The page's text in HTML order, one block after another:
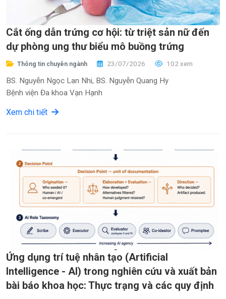
Cắt ống dẫn trứng cơ hội: từ triệt sản nữ đến
dự phòng ung thư biểu mô buồng trứng
Thông tin chuyên ngành 23/07/2026 102 xem
BS. Nguyễn Ngọc Lan Nhi, BS. Nguyễn Quang Hy
Bệnh viện Đa khoa Vạn Hạnh
Xem chi tiết
Ứng dụng trí tuệ nhân tạo (Artificial
Intelligence - AI) trong nghiên cứu và xuất bản
bài báo khoa học: Thực trạng và các quy định